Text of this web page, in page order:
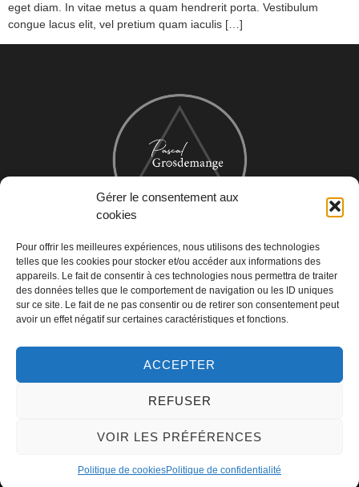
Gérer le consentement aux
cookies
Pour offrir les meilleures expériences, nous utilisons des technologies
telles que les cookies pour stocker et/ou accéder aux informations des
appareils. Le fait de consentir à ces technologies nous permettra de traiter
des données telles que le comportement de navigation ou les ID uniques
sur ce site. Le fait de ne pas consentir ou de retirer son consentement peut
avoir un effet négatif sur certaines caractéristiques et fonctions.
ACCEPTER
REFUSER
VOIR LES PRÉFÉRENCES
Politique de cookiesPolitique de confidentialité
eget diam. In vitae metus a quam hendrerit porta. Vestibulum
congue lacus elit, vel pretium quam iaculis […]
Informations de contact
38960 Saint Aupre
pascal@pascal.coach
tel +33 6 62 14 20 50
Copyright © 2022 |Mentions légales |Politique de confidentialité